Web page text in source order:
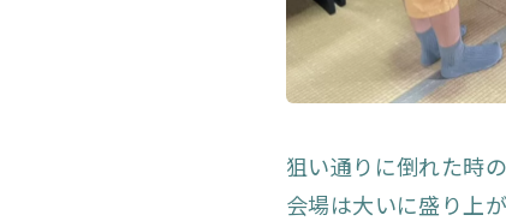
狙い通りに倒れた時
会場は大いに盛り上